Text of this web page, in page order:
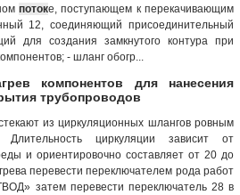
потоке, поступающем к перекачивающим
12, соединяющий присоединительный
для создания замкнутого контура при
- шланг обогр...
компонентов для нанесения
трубопроводов
из циркуляционных шлангов ровным
циркуляции зависит от
и ориентировочно составляет от 20 до
перевести переключателем рода работ
затем перевести переключатель 28 в